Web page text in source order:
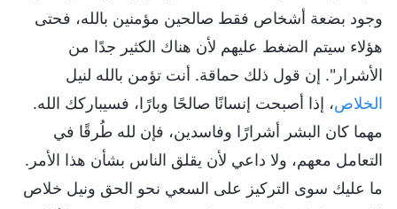
وجود بضعة أشخاص فقط صالحين مؤمنين بالله، فحتى
هؤلاء سيتم الضغط عليهم لأن هناك الكثير جدًا من
الأشرار". إن قول ذلك حماقة. أنت تؤمن بالله لنيل
الخلاص، إذا أصبحت إنسانًا صالحًا وبارًا، فسيباركك الله.
مهما كان البشر أشرارًا وفاسدين، فإن لله طُرقًا في
التعامل معهم، ولا داعي لأن يقلق الناس بشأن هذا الأمر.
ما عليك سوى التركيز على السعي نحو الحق ونيل خلاص